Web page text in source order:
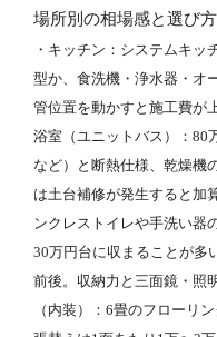
場所別の相場感と選び
・キッチン：システムキッ
型か、食洗機・浄水器・オ
管位置を動かすと施工費が
浴室（ユニットバス）：80
など）と断熱仕様、乾燥機
は土台補修が発生すると加
ンクレストイレや手洗い器
30万円台に収まることが多
前後。収納力と三面鏡・照
（内装）：6畳のフローリ